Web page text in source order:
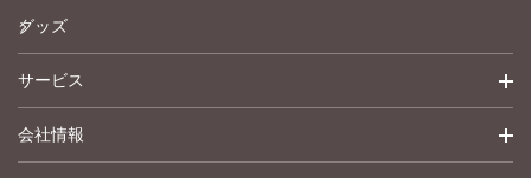
女性コミック
ペットコミック
青年コミック
グッズ
サービス
詳細検索
会社情報